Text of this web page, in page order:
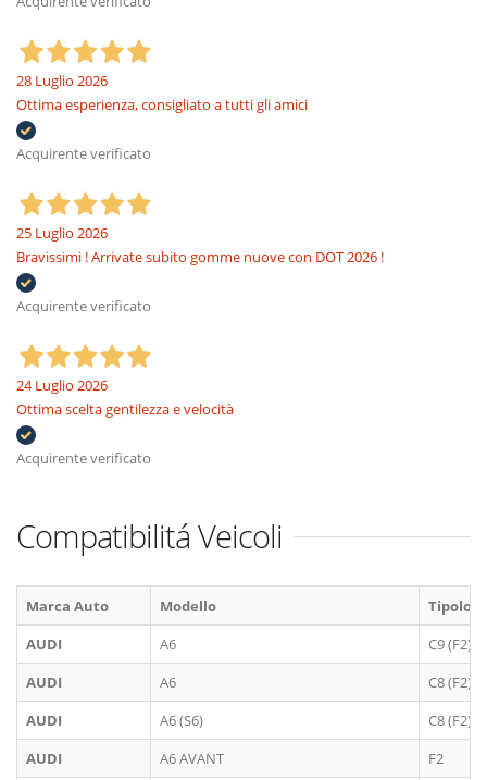
28 Luglio 2026
Ottima esperienza, consigliato a tutti gli amici
Acquirente verificato
25 Luglio 2026
Bravissimi ! Arrivate subito gomme nuove con DOT 2026 !
Acquirente verificato
24 Luglio 2026
Ottima scelta gentilezza e velocità
Acquirente verificato
Compatibilitá Veicoli
Marca Auto Modello
AUDI
A6
C9 (F2)
AUDI
A6
C8 (F2)
AUDI
A6 (S6)
C8 (F2)
AUDI
A6 AVANT
F2